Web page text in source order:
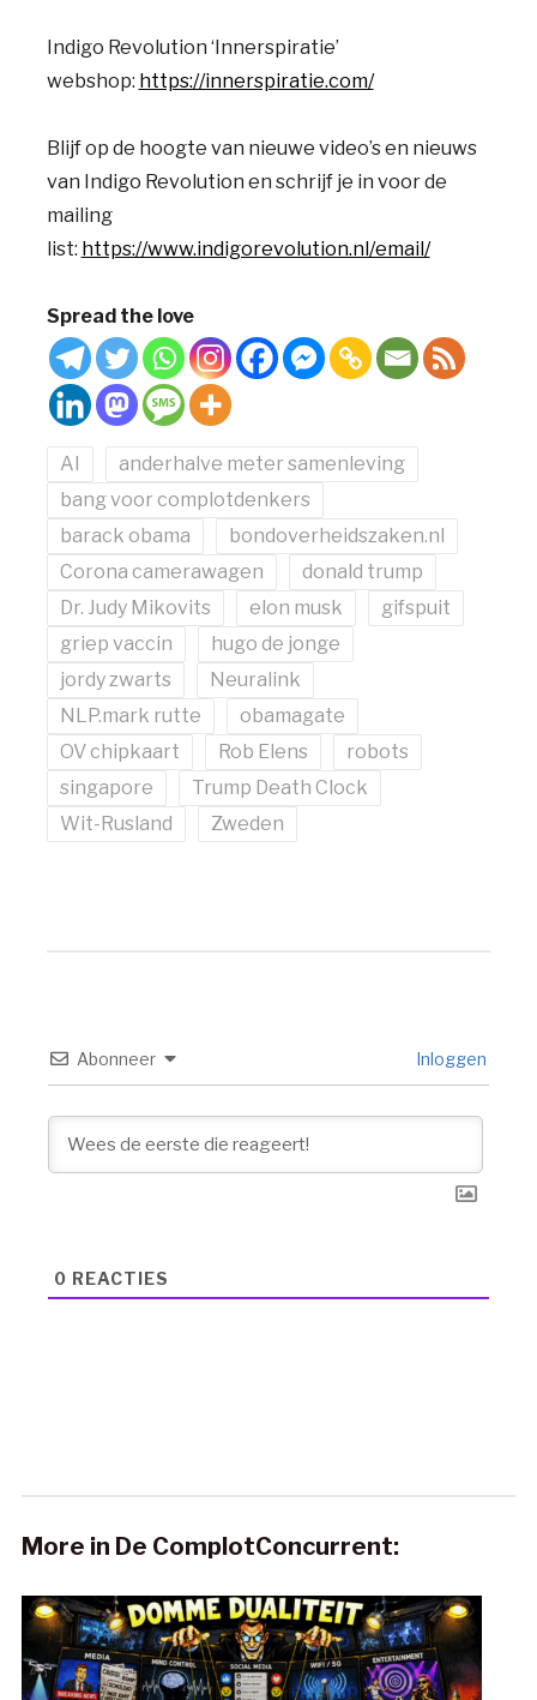
Indigo Revolution ‘Innerspiratie’
webshop: https://innerspiratie.com/
Blijf op de hoogte van nieuwe video’s en nieuws
van Indigo Revolution en schrijf je in voor de
mailing
list: https://www.indigorevolution.nl/email/
Spread the love
AI
anderhalve meter samenleving
bang voor complotdenkers
barack obama
bondoverheidszaken.nl
Corona camerawagen
donald trump
Dr. Judy Mikovits
elon musk
gifspuit
griep vaccin
hugo de jonge
jordy zwarts
Neuralink
NLP.mark rutte
obamagate
OV chipkaart
Rob Elens
robots
singapore
Trump Death Clock
Wit-Rusland
Zweden
Abonneer Inloggen
0 REACTIES
More in De ComplotConcurrent: